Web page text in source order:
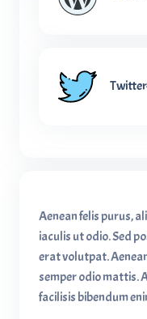
Aenean felis purus,
iaculis ut odio. Sed
erat volutpat.
semper odio mattis.
facilisis bibendum